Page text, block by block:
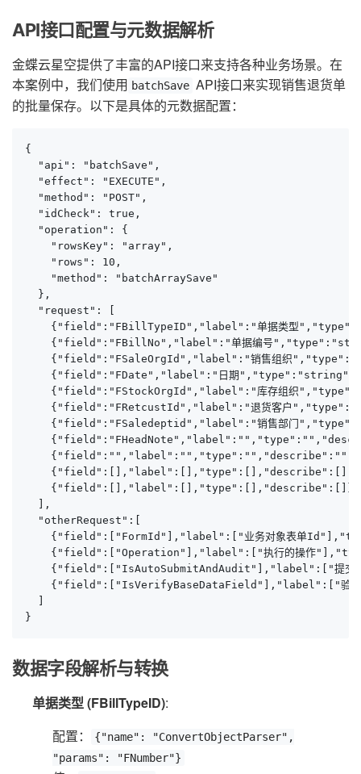
API接口配置与元数据解析
金蝶云星空提供了丰富的API接口来支持各种业务场景。在
本案例中，我们使用 batchSave API接口来实现销售退货单
的批量保存。以下是具体的元数据配置：
{
  "api": "batchSave",
  "effect": "EXECUTE",
  "method": "POST",
  "idCheck": true,
  "operation": {
    "rowsKey": "array",
    "rows": 10,
    "method": "batchArraySave"
  },
  "request": [
{"field":"FBillTypeID","label":"单据类型
{"field":"FBillNo","label":"单据编号
{"field":"FSaleOrgId","label":"销售组织
{"field":"FDate","label":"日期
{"field":"FStockOrgId","label":"库存组织
{"field":"FRetcustId","label":"退货客户
{"field":"FSaledeptid","label":"销售部门
    {"field":[],"label":[],"type":[],"describe":[]}
  ],
  "otherRequest":[
{"field":["FormId"],"label":["业务对象表单
{"field":["Operation"],"label":["执行的操作
{"field":["IsAutoSubmitAndAudit"],"label":["提交
{"field":["IsVerifyBaseDataField"],"label":["验
  ]
}
数据字段解析与转换
单据类型 (FBillTypeID):
配置：
{"name": "ConvertObjectParser",
"params": "FNumber"}